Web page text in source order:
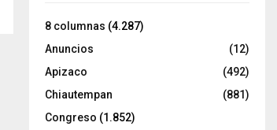
8 columnas (4.287)
Anuncios
(12)
Apizaco
(492)
Chiautempan
(881)
Congreso (1.852)